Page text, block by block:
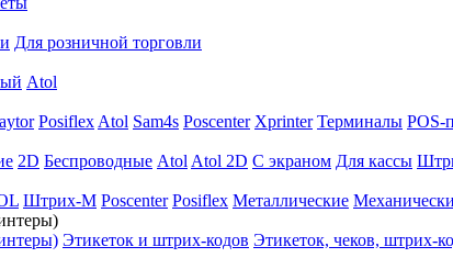
Для розничной торговли
Atol
Posiflex Atol Sam4s Poscenter Xprinter Терминалы POS-
2D Беспроводные Atol Atol 2D С экраном Для кассы
Штрих-М Poscenter Posiflex Металлические
Этикеток и штрих-кодов Этикеток, чеков, штрих-